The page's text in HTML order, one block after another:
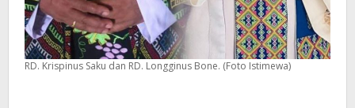
RD. Krispinus Saku dan RD. Longginus Bone. (Foto Istimewa)